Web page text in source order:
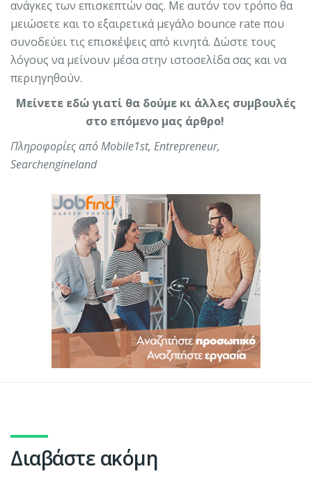
ανάγκες των επισκεπτών σας. Με αυτόν τον τρόπο θα
μειώσετε και το εξαιρετικά μεγάλο bounce rate που
συνοδεύει τις επισκέψεις από κινητά. Δώστε τους
λόγους να μείνουν μέσα στην ιστοσελίδα σας και να
περιηγηθούν.
Μείνετε εδώ γιατί θα δούμε κι άλλες συμβουλές
στο επόμενο μας άρθρο!
Πληροφορίες από Mobile1st, Entrepreneur,
Searchengineland
Διαβάστε ακόμη